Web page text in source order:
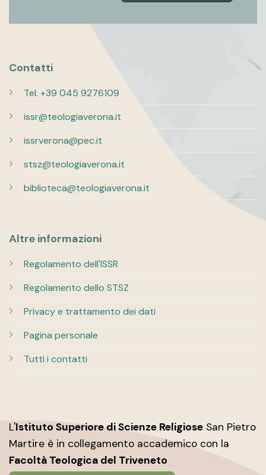
Contatti
Tel. +39 045 9276109
issr@teologiaverona.it
issrverona@pec.it
stsz@teologiaverona.it
biblioteca@teologiaverona.it
Altre informazioni
Regolamento dell'ISSR
Regolamento dello STSZ
Privacy e trattamento dei dati
Pagina personale
Tutti i contatti
L'Istituto Superiore di Scienze Religiose San Pietro
Martire è in collegamento accademico con la
Facoltà Teologica del Triveneto